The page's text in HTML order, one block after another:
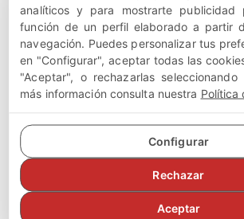
Entrada anterior
SÍGUENOS EN FACEBOOK
analíticos y para mostrarte publicidad
función de un perfil elaborado a partir
navegación. Puedes personalizar tus
en "Configurar", aceptar todas las
"Aceptar", o rechazarlas seleccionando
más información consulta nuestra Política
Configurar
Rechazar
Aceptar